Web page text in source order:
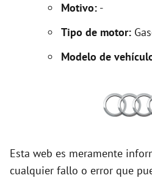
Motivo: -
Tipo de motor:
Modelo de
Esta web es meramente
cualquier fallo o error que